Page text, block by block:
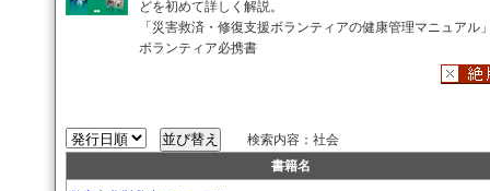
どを初めて詳しく解説。
「災害救済・修復支援ボランティアの健康管理マニュアル
ボランティア必携書
検索内容：社会
書籍名